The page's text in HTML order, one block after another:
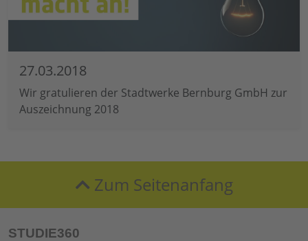
27.03.2018
Wir gratulieren der Stadtwerke Bernburg GmbH zur
Auszeichnung 2018
Zum Seitenanfang
STUDIE360